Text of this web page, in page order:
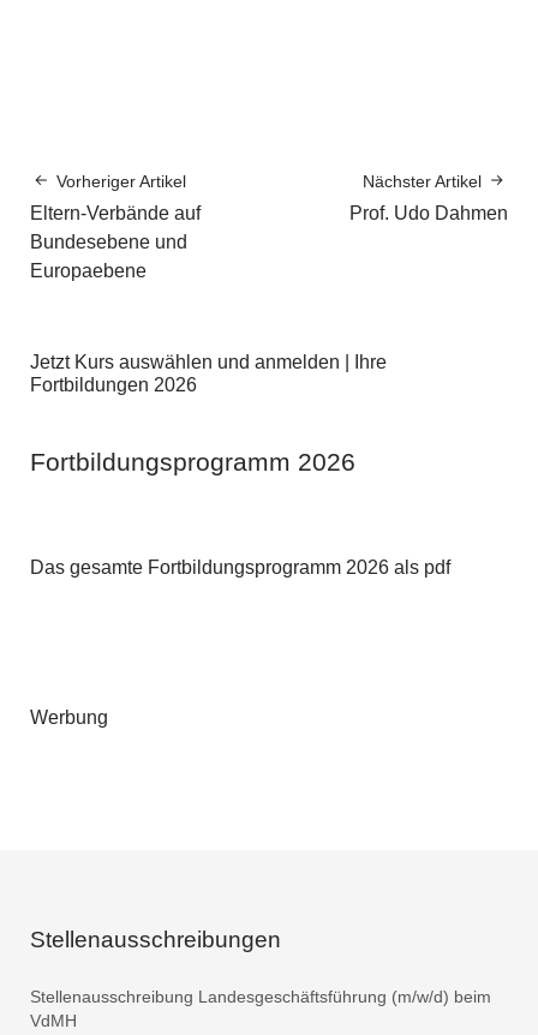
Vorheriger Artikel
Eltern-Verbände auf
Bundesebene und
Europaebene
Nächster Artikel
Prof. Udo Dahmen
Jetzt Kurs auswählen und anmelden | Ihre
Fortbildungen 2026
Fortbildungsprogramm 2026
Das gesamte Fortbildungsprogramm 2026 als pdf
Werbung
Stellenausschreibungen
Stellenausschreibung Landesgeschäftsführung (m/w/d) beim
VdMH